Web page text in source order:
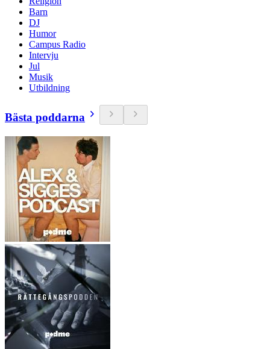
Barn
DJ
Humor
Campus Radio
Intervju
Jul
Musik
Utbildning
Bästa poddarna